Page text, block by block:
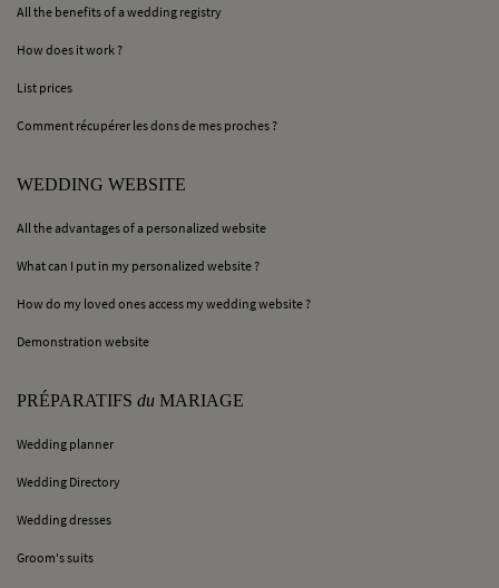
All the benefits of a wedding registry
How does it work ?
List prices
Comment récupérer les dons de mes proches ?
WEDDING WEBSITE
All the advantages of a personalized website
What can I put in my personalized website ?
How do my loved ones access my wedding website ?
Demonstration website
PRÉPARATIFS du MARIAGE
Wedding planner
Wedding Directory
Wedding dresses
Groom's suits